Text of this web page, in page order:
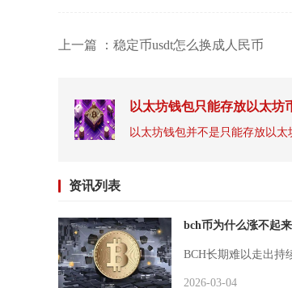
上一篇 ：稳定币usdt怎么换成人民币
以太坊钱包只能存放以太坊
资讯列表
bch币为什么涨不起来
2026-03-04